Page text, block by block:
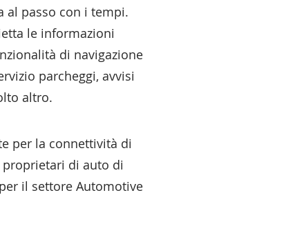
al passo con i tempi.
le informazioni
di navigazione
parcheggi, avvisi
altro.
per la connettività di
di auto di
il settore Automotive